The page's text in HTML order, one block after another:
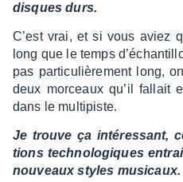
disques durs.
C’est vrai, et si vous aviez
long que le temps
pas parti­cu­liè­re­ment long,
deux morceaux qu’il fallait
dans le multi­piste.
Je trouve ça inté­res­sant,
tions tech­no­lo­giques
nouveaux styles musi­caux.